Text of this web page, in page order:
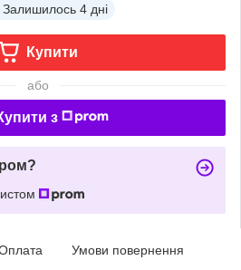
Залишилось 4 дні
Купити
або
з
Умови повернення